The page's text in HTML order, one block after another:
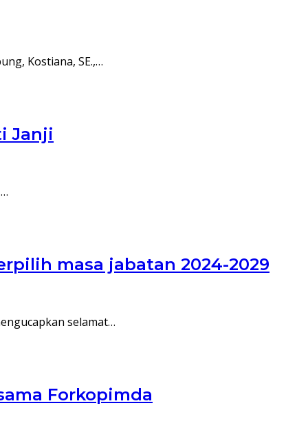
Kostiana, SE.,…
Janji
masa jabatan 2024-2029
selamat…
Forkopimda